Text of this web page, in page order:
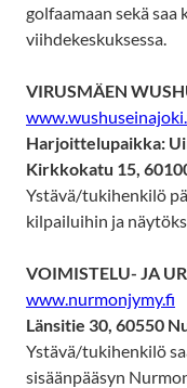
golfaamaan sekä
viihdekeskuksessa.
VIRUSMÄEN
Harjoittelupaikka:
Kirkkokatu 15,
Ystävä/tukihenkilö
kilpailuihin ja
VOIMISTELU- JA
www.nurmonjymy.fi
Länsitie 30, 60550
Ystävä/tukihenkilö
sisäänpääsyn